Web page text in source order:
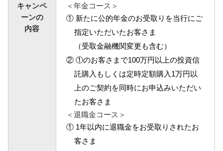
※たいこうNaviはウェルスナビ株式会社が提供するサービスです。
これより先のページは、ウェルスナビ株式会社が運営するサイトとなりま
法人のお客さま
たいこうオフィスe-バンキング
サービスのご案内
NBセンター
キャンペ
ーンの
内容
＜年金コース＞
① 新たに公的年金のお受取りを当行にご
指定いただいたお客さま
（受取金融機関変更も含む）
② ①のお客さまで100万円以上の投資信
託購入もしくは定時定額購入1万円以
上のご契約を同時にお申込みいただい
たお客さま
＜退職金コース＞
① 1年以内に退職金をお受取りされたお
客さま